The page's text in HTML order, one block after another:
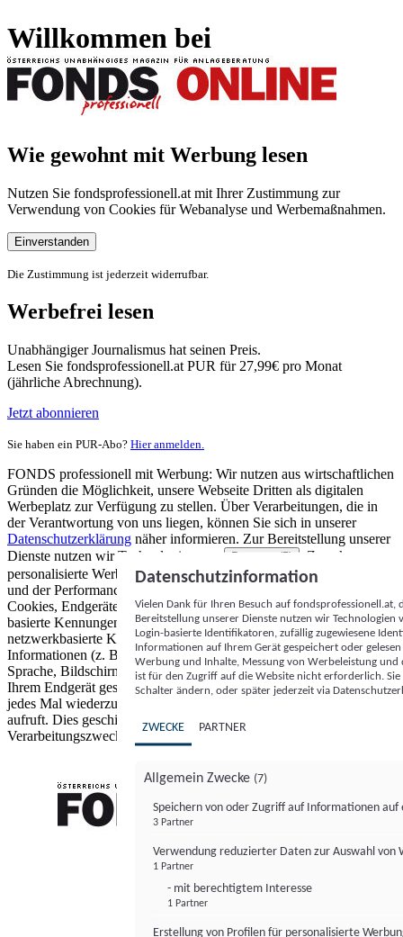
Willkommen bei
Wie gewohnt mit Werbung lesen
Nutzen Sie fondsprofessionell.at mit Ihrer Zustimmung zur
Verwendung von Cookies für Webanalyse und Werbemaßnahmen.
Einverstanden
Die Zustimmung ist jederzeit widerrufbar.
Werbefrei lesen
Unabhängiger Journalismus hat seinen Preis.
Lesen Sie fondsprofessionell.at PUR für 27,99€ pro Monat
(jährliche Abrechnung).
Jetzt abonnieren
Sie haben ein PUR-Abo? Hier anmelden.
FONDS professionell mit Werbung: Wir nutzen aus wirtschaftlichen
Gründen die Möglichkeit, unsere Webseite Dritten als digitalen
Werbeplatz zur Verfügung zu stellen. Über Verarbeitungen, die in
der Verantwortung von uns liegen, können Sie sich in unserer
Datenschutzerklärung näher informieren. Zur Bereitstellung unserer
Dienste nutzen wir Technologien von
Partnern (5)
. Zwecke:
personalisierte Werbung und Inhalte, Messung von Werbeleistung
und der Performance von Inhalten sowie Zielgruppenforschung.
Cookies, Endgeräte- oder ähnliche Online-Kennungen (z. B. login-
basierte Kennungen, zufällig generierte Kennungen,
netzwerkbasierte Kennungen) können zusammen mit anderen
Informationen (z. B. Browsertyp und Browserinformationen,
Sprache, Bildschirmgröße, unterstützte Technologien usw.) auf
Ihrem Endgerät gespeichert oder von dort ausgelesen werden, um es
jedes Mal wiederzuerkennen, wenn es eine App oder einer Webseite
aufruft. Dies geschieht für einen oder mehrere der hier aufgeführten
Verarbeitungszwecke.
Datenschutzinformation
Vielen Dank für Ihren Besuch auf
Bereitstellung unserer Dienste nutzen wir Technologien
Login-basierte Identifikatoren, zufällig zugewiesene
Informationen auf Ihrem Gerät gespeichert oder
Werbung und Inhalte, Messung von Werbeleistung
ist für den Zugriff auf die Website nicht erforderlich.
Schalter ändern, oder später jederzeit via
ZWECKE PARTNER
Allgemein Zwecke (7)
Speichern von oder Zugriff auf Informationen auf
3 Partner
Verwendung reduzierter Daten zur Auswahl von
1 Partner
- mit berechtigtem Interesse
1 Partner
Erstellung von Profilen für personalisierte
FONDS professionell